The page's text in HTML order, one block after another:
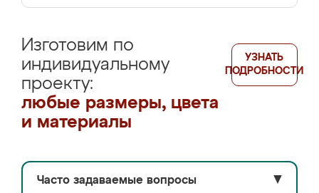
Изготовим по
индивидуальному
проекту:
любые размеры, цвета
и материалы
УЗНАТЬ
ПОДРОБНОСТИ
Часто задаваемые вопросы ▼